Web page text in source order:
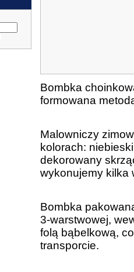
Bombka
formowana
Malowniczy
kolorach:
dekorowany
wykonujemy kilka
Bombka
3-warstwowej,
folą bąbelkową,
transporcie.